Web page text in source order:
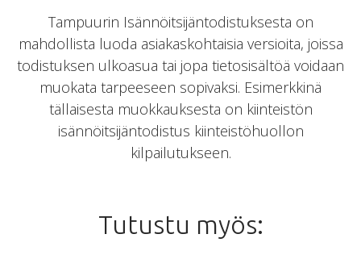
Tampuurin Isännöitsijäntodistuksesta on
mahdollista luoda asiakaskohtaisia versioita, joissa
todistuksen ulkoasua tai jopa tietosisältöä voidaan
muokata tarpeeseen sopivaksi. Esimerkkinä
tällaisesta muokkauksesta on kiinteistön
isännöitsijäntodistus kiinteistöhuollon
kilpailutukseen.
Tutustu myös: